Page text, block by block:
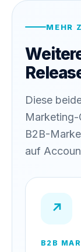
MEHR
Diese
B2B-
auf
↗
B2B